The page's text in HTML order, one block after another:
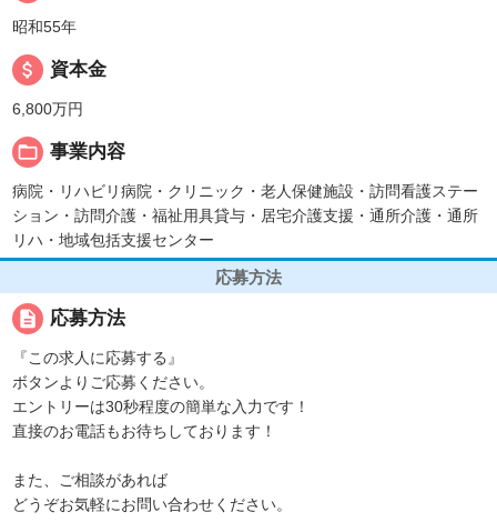
昭和55年
attach_money 資本金
6,800万円
folder_open 事業内容
病院・リハビリ病院・クリニック・老人保健施設・訪問看護ステー
ション・訪問介護・福祉用具貸与・居宅介護支援・通所介護・通所
リハ・地域包括支援センター
応募方法
description 応募方法
『この求人に応募する』
ボタンよりご応募ください。
エントリーは30秒程度の簡単な入力です！
直接のお電話もお待ちしております！
また、ご相談があれば
どうぞお気軽にお問い合わせください。